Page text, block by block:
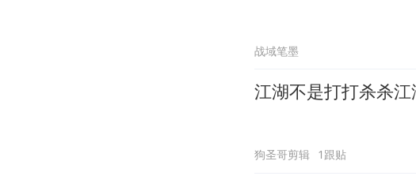
战域笔墨
江湖不是打打杀杀
狗圣哥剪辑 1跟贴